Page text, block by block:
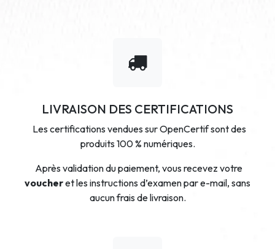
LIVRAISON DES CERTIFICATIONS
Les certifications vendues sur OpenCertif sont des
produits 100 % numériques.
Après validation du paiement, vous recevez votre
voucheret les instructions d’examen par e-mail, sans
aucun frais de livraison.